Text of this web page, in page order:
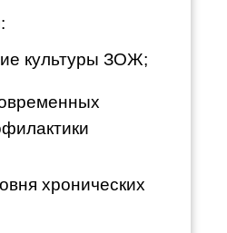
культуры ЗОЖ;
хронических